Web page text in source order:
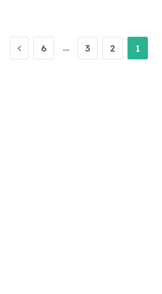
1
2
3
…
6 التالي